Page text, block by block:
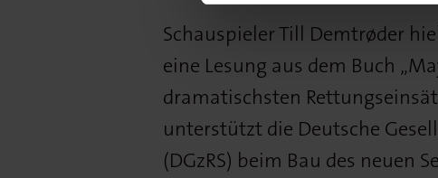
Schauspieler Till Demtrøder
eine Lesung aus dem Buch
dramatischsten
unterstützt die Deutsche
(DGzRS) beim Bau des neuen